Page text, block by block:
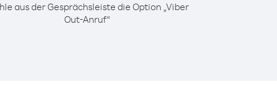
aus der Gesprächsleiste die Option „Viber
Out-Anruf“